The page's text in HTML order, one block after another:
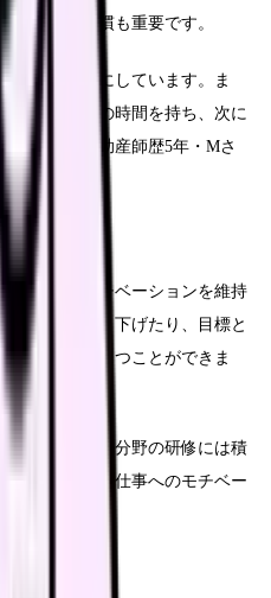
見つける習慣も重要です。
言するようにしています。ま
ず振り返りの時間を持ち、次に
います」（助産師歴5年・Mさ
学習へのモチベーションを維持
野を深く掘り下げたり、目標と
学習意欲を保つことができま
るので、その分野の研修には積
めることで、仕事へのモチベー
・Nさん）
予防